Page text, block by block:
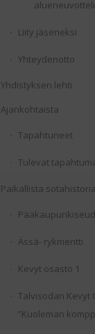
Liity jäseneksi
Yhteydenotto
Yhdistyksen lehti
Ajankohtaista
Tapahtuneet
Tulevat
Paikallista
Ässä- rykmentti
Kevyt osasto 1
Talvisodan Kevyt
”Kuoleman